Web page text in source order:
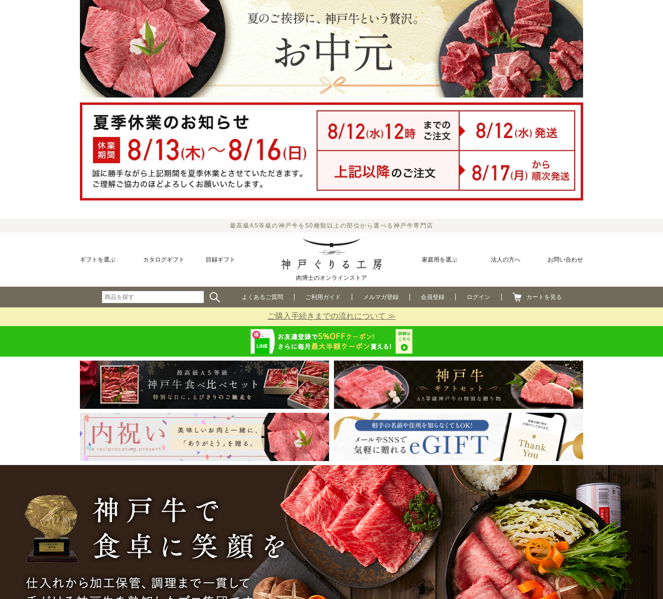
最高級A5等級の神戸牛を50種類以上の部位から選べる神戸牛専門店
ギフトを選ぶ カタログギフト 目録ギフト
肉博士のオンラインストア
家庭用を選ぶ 法人の方へ お問い合わせ
よくあるご質問 ご利用ガイド メルマガ登録 会員登録 ログイン カートを見る
ご購入手続きまでの流れについて ≫